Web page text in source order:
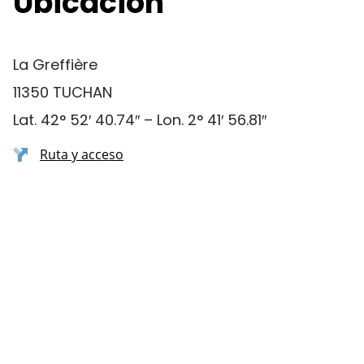
La Greffière
11350 TUCHAN
Lat. 42° 52′ 40.74″ – Lon. 2° 41′ 56.81″
Ruta y acceso